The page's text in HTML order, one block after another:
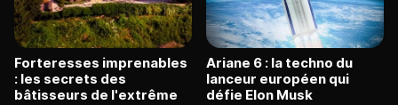
Forteresses imprenables
: les secrets des
bâtisseurs de l'extrême
Ariane 6 : la techno du
lanceur européen qui
défie Elon Musk